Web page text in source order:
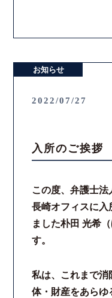
お知らせ
2022/07/27
入所のご挨拶
この度、弁護士
長崎オフィスに入
ました朴田 光希
す。
私は、これまで消
体・財産をあらゆ